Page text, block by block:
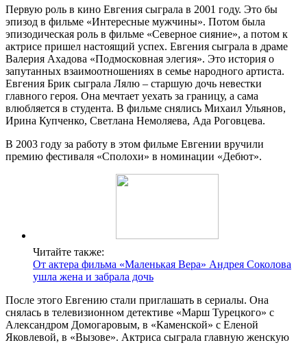
Первую роль в кино Евгения сыграла в 2001 году. Это бы
эпизод в фильме «Интересные мужчины». Потом была
эпизодическая роль в фильме «Северное сияние», а потом к
актрисе пришел настоящий успех. Евгения сыграла в драме
Валерия Ахадова «Подмосковная элегия». Это история о
запутанных взаимоотношениях в семье народного артиста.
Евгения Брик сыграла Лялю – старшую дочь невестки
главного героя. Она мечтает уехать за границу, а сама
влюбляется в студента. В фильме снялись Михаил Ульянов,
Ирина Купченко, Светлана Немоляева, Ада Роговцева.
В 2003 году за работу в этом фильме Евгении вручили
премию фестиваля «Сполохи» в номинации «Дебют».
Читайте также:
От актера фильма «Маленькая Вера» Андрея Соколова
ушла жена и забрала дочь
После этого Евгению стали приглашать в сериалы. Она
снялась в телевизионном детективе «Марш Турецкого» с
Александром Домогаровым, в «Каменской» с Еленой
Яковлевой, в «Вызове». Актриса сыграла главную женскую